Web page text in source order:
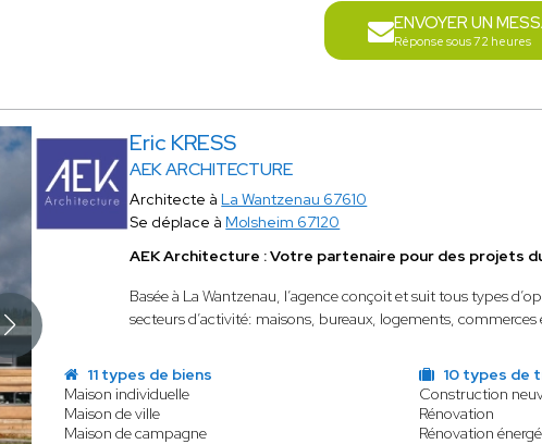
ENVOYER UN
Réponse sous 72 heures
Eric KRESS
AEK ARCHITECTURE
Architecte à La Wantzenau 67610
Se déplace à Molsheim 67120
AEK Architecture : Votre partenaire pour des projets
Basée à La Wantzenau, l’agence conçoit et suit tous types
secteurs d’activité: maisons, bureaux, logements,
11 types de biens
Maison individuelle
Maison de ville
Maison de campagne
10 types de
Construction
Rénovation
Rénovation